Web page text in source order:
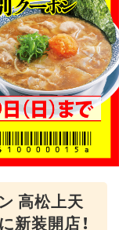
高松上天
新装開店！